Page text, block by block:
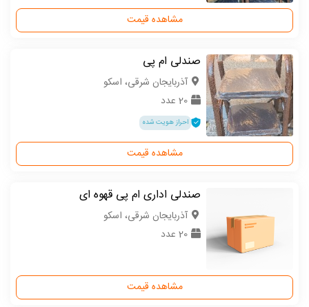
مشاهده قیمت
صندلی ام پی
آذربایجان شرقی، اسکو
20 عدد
احراز هویت شده
مشاهده قیمت
صندلی اداری ام پی قهوه ای
آذربایجان شرقی، اسکو
20 عدد
مشاهده قیمت